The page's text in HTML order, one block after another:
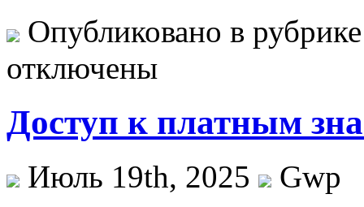
Опубликовано в
отключены
Доступ к платным
Июль 19th, 2025
Gwp